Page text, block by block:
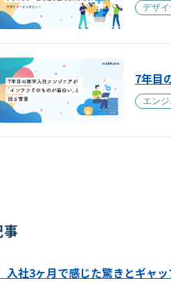
デザ
7年目
エン
事
社3ヶ月で感じた驚きとギャッ